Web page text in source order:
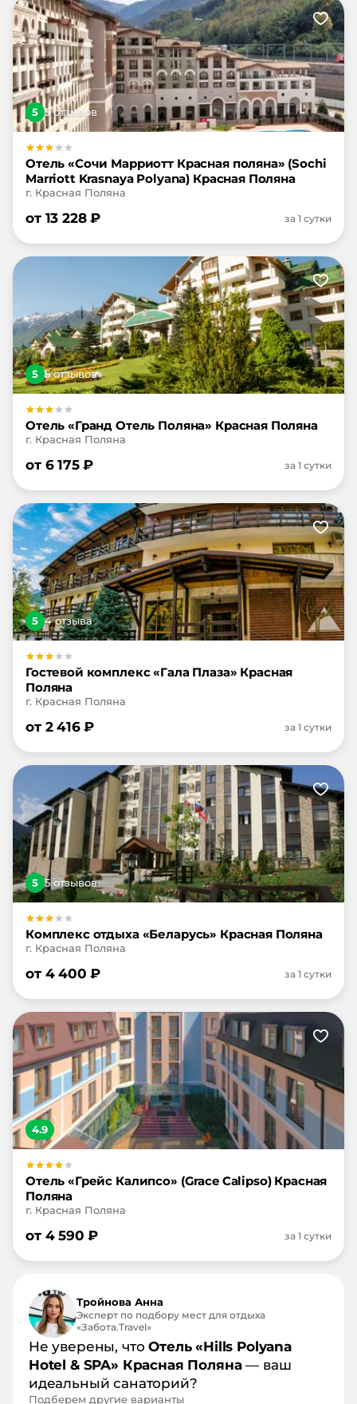
5 5отзывов
Отель «Сочи Марриотт Красная поляна» (Sochi
Marriott Krasnaya Polyana) Красная Поляна
г. Красная Поляна
от 13 228₽ за 1 сутки
5 5отзывов
Отель «Гранд Отель Поляна» Красная Поляна
г. Красная Поляна
от 6 175₽ за 1 сутки
5 4отзыва
Гостевой комплекс «Гала Плаза» Красная
Поляна
г. Красная Поляна
от 2 416₽ за 1 сутки
5 5отзывов
Комплекс отдыха «Беларусь» Красная Поляна
г. Красная Поляна
от 4 400 ₽ за 1 сутки
4.9
Отель «Грейс Калипсо» (Grace Calipso) Красная
Поляна
г. Красная Поляна
от 4 590 ₽ за 1 сутки
Тройнова Анна
Эксперт по подбору мест для отдыха
«Забота.Travel»
Не уверены, чтоОтель «Hills Polyana
Hotel & SPA» Красная Поляна— ваш
идеальный санаторий?
Подберем другие варианты